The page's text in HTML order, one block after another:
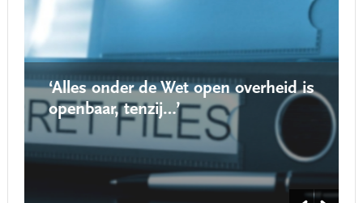
‘Alles onder de Wet open overheid is
openbaar, tenzij…’